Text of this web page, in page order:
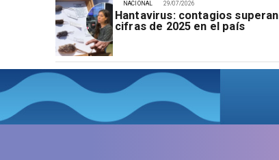
29/07/2026
Hantavirus: contagios superan
cifras de 2025 en el país
NACIONAL